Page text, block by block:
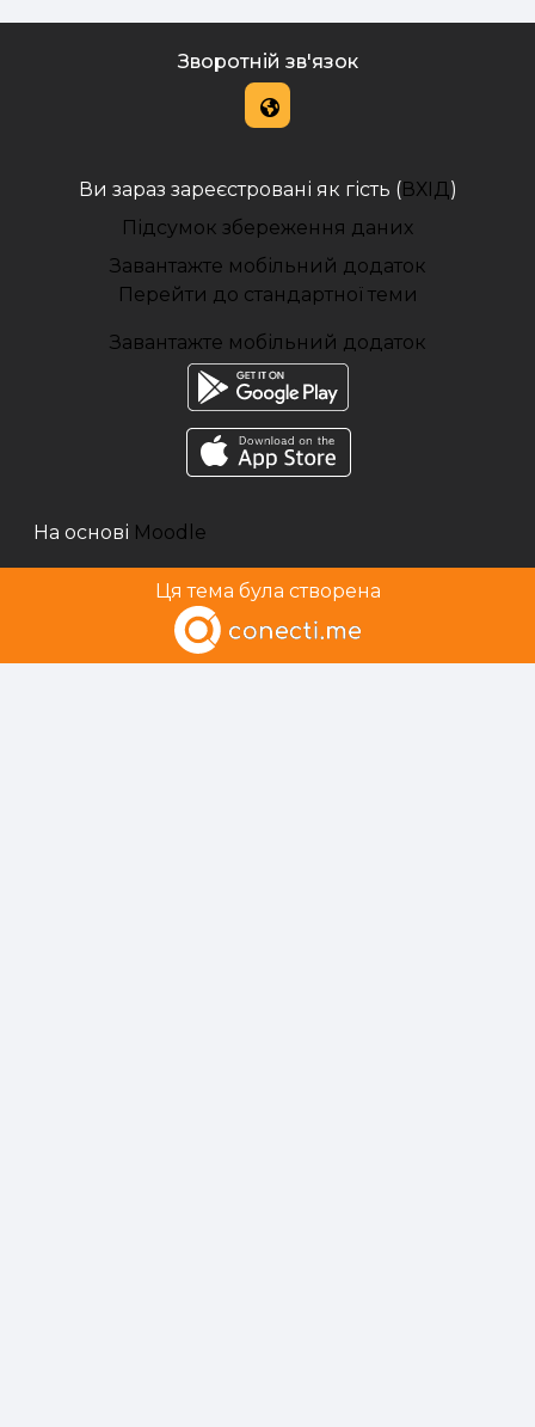
Зворотній зв'язок
Ви зараз зареєстровані як гість (ВХІД )
Підсумок збереження даних
Завантажте мобільний додаток
Перейти до стандартної теми
Завантажте мобільний додаток
На основі Moodle
Ця тема була створена